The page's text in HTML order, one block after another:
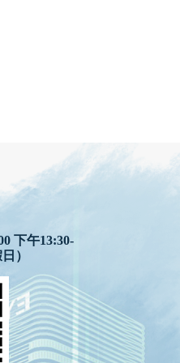
下午13:30-
）